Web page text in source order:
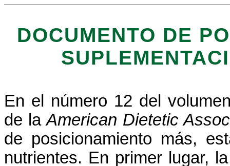
DOCUMENTO DE
En el número 12 del
de laAmerican Dietetic
de posicionamiento más,
nutrientes. En primer lugar,